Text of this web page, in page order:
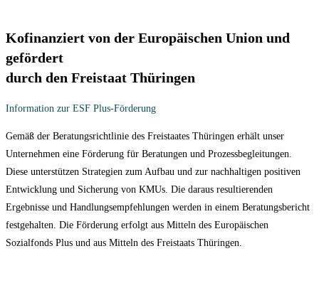
Kofinanziert von der Europäischen Union und
gefördert
durch den Freistaat Thüringen
Information zur ESF Plus-Förderung
Gemäß der Beratungsrichtlinie des Freistaates Thüringen erhält unser
Unternehmen eine Förderung für Beratungen und Prozessbegleitungen.
Diese unterstützen Strategien zum Aufbau und zur nachhaltigen positiven
Entwicklung und Sicherung von KMUs. Die daraus resultierenden
Ergebnisse und Handlungsempfehlungen werden in einem Beratungsbericht
festgehalten. Die Förderung erfolgt aus Mitteln des Europäischen
Sozialfonds Plus und aus Mitteln des Freistaats Thüringen.